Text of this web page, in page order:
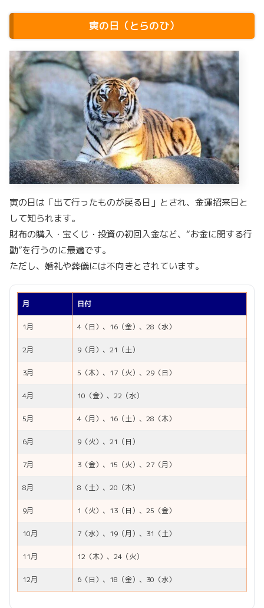
寅の日（とらのひ）
寅の日は「出て行ったものが戻る日」とされ、金運招来日と
して知られます。
財布の購入・宝くじ・投資の初回入金など、“お金に関する行
動”を行うのに最適です。
ただし、婚礼や葬儀には不向きとされています。
月 日付
1月 4（日）、16（金）、28（水）
2月 9（月）、21（土）
3月 5（木）、17（火）、29（日）
4月 10（金）、22（水）
5月 4（月）、16（土）、28（木）
6月 9（火）、21（日）
7月 3（金）、15（火）、27（月）
8月 8（土）、20（木）
9月 1（火）、13（日）、25（金）
10月 7（水）、19（月）、31（土）
11月 12（木）、24（火）
12月 6（日）、18（金）、30（水）